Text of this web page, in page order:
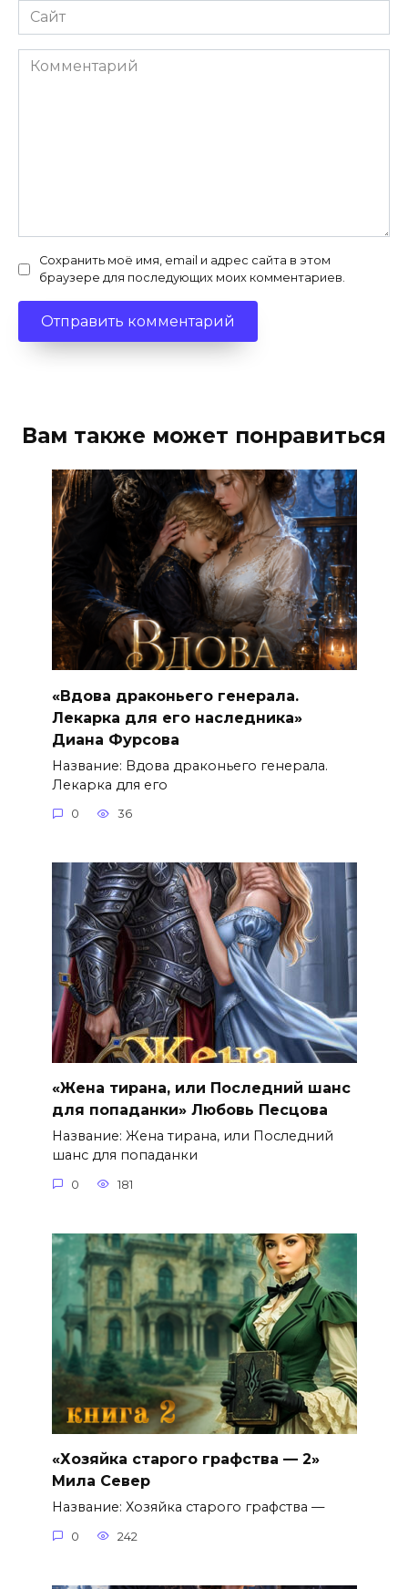
Сайт
Комментарий
Сохранить моё имя, email и адрес сайта в этом
браузере для последующих моих комментариев.
Вам также может понравиться
«Вдова драконьего генерала.
Лекарка для его наследника»
Диана Фурсова
Название: Вдова драконьего генерала.
Лекарка для его
0 36
«Жена тирана, или Последний шанс
для попаданки» Любовь Песцова
Название: Жена тирана, или Последний
шанс для попаданки
0 181
«Хозяйка старого графства — 2»
Мила Север
Название: Хозяйка старого графства —
0 242